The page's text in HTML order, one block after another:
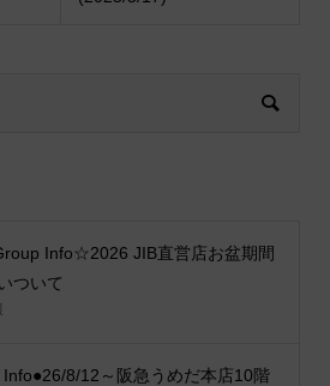
Info☆2026 JIB直営店お盆期間
ついて
Info●26/8/12～阪急うめだ本店10階